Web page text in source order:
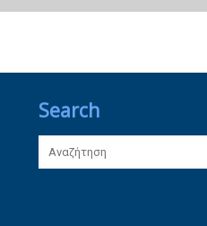
Search